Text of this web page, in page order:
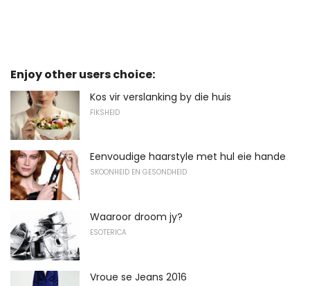
Enjoy other users choice:
Kos vir verslanking by die huis
FIKSHEID
Eenvoudige haarstyle met hul eie hande
SKOONHEID EN GESONDHEID
Waaroor droom jy?
ESOTERICA
Vroue se Jeans 2016